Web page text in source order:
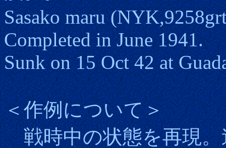
Sasako maru
Completed in June 1941.
Sunk on 15 Oct 42 at
＜作例について＞
戦時中の状態を再現。